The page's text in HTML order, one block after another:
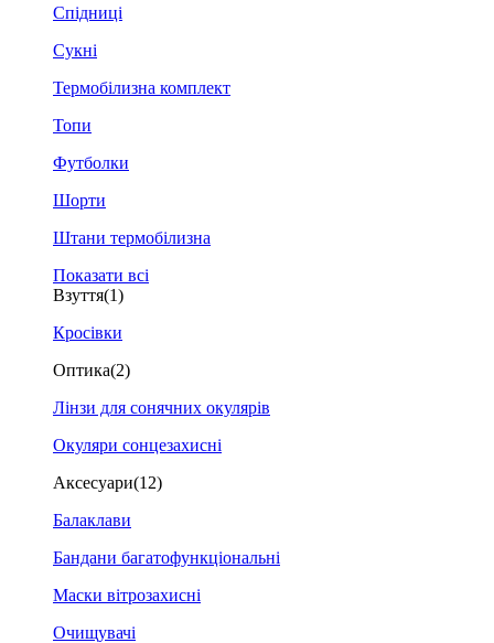
Спідниці
Сукні
Термобілизна комплект
Топи
Футболки
Шорти
Штани термобілизна
Показати всі
Взуття(1)
Кросівки
Оптика(2)
Лінзи для сонячних окулярів
Окуляри сонцезахисні
Аксесуари(12)
Балаклави
Бандани багатофункціональні
Маски вітрозахисні
Очищувачі